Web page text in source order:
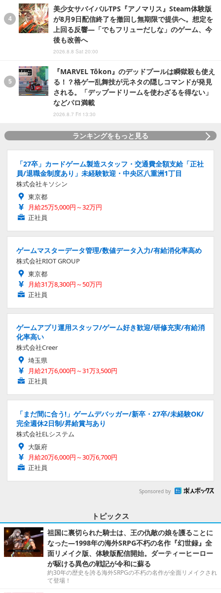
美少女サバイバルTPS『アノマリス』Steam体験版
が8月9日配信終了を撤回し無期限で提供へ。想定を
上回る反響―「でもフリューだしな」のゲーム、今
後も改善へ
2026.8.8 Sat 20:00
『MARVEL Tōkon』のデッドプールは瞬獄殺も使え
る！？格ゲー乱舞技が元ネタの隠しコマンドが発見
される。「デップードリームを使わざるを得ない」
などパロ満載
2026.8.7 Fri 13:30
ランキングをもっと見る
「27卒」カードゲーム製造スタッフ・交通費全額支給「正社
員/退職金制度あり」未経験歓迎・中央区八重洲1丁目
株式会社キソシン
東京都
月給25万5,000円～32万円
正社員
ゲームマスターデータ管理/数値データ入力/有給消化率高め
株式会社RIOT GROUP
東京都
月給31万8,300円～50万円
正社員
ゲームアプリ運用スタッフ/ゲーム好き歓迎/研修充実/有給消
化率高い
株式会社Creer
埼玉県
月給21万6,000円～31万3,500円
正社員
「まだ間に合う!」ゲームデバッガー/新卒・27卒/未経験OK/
完全週休2日制/昇給賞与あり
株式会社ELシステム
大阪府
月給20万6,000円～30万6,700円
正社員
Sponsored by
トピックス
祖国に裏切られた騎士は、王の仇敵の娘を護ることに
なった―1998年の海外SRPG不朽の名作『幻世録』全
面リメイク版、体験版配信開始。ダーティーヒーロー
が駆ける異色の戦記が令和に蘇る
約30年の歴史を誇る海外SRPGの不朽の名作が全面リメイクされ
て登場！